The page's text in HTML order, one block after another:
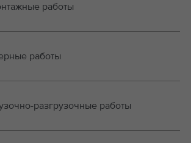
работы
работы
разгрузочные работы